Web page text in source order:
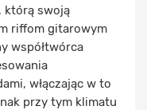
którą swoją
riffom gitarowym
współtwórca
włączając w to
przy tym klimatu